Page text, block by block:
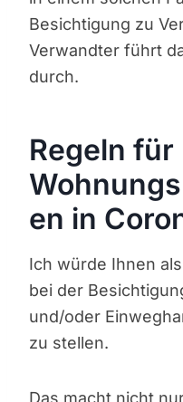
Besichtigung zu
Verwandter führt
durch.
Regeln für
en in
Ich würde Ihnen
bei der
und/oder
zu stellen.
Das macht nicht